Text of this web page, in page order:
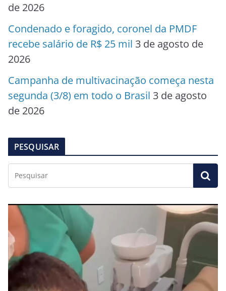
de 2026
Condenado e foragido, coronel da PMDF
recebe salário de R$ 25 mil 3 de agosto de
2026
Campanha de multivacinação começa nesta
segunda (3/8) em todo o Brasil 3 de agosto
de 2026
PESQUISAR